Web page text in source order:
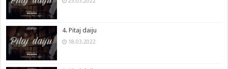
4. Pitaj daiju
18.03.2022